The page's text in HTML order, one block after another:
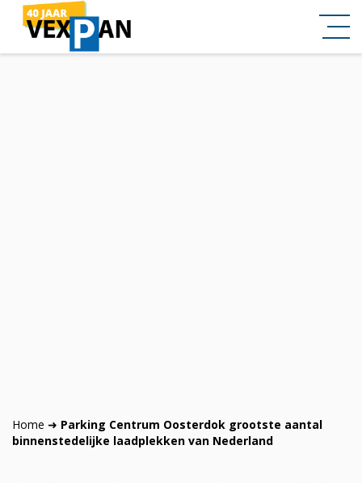
Home ➜ Parking Centrum Oosterdok grootste aantal
binnenstedelijke laadplekken van Nederland